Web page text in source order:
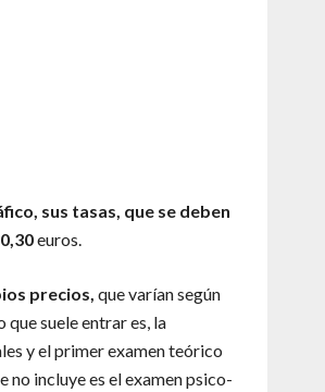
sus tasas, que se deben
euros.
precios, que varían según
que suele entrar es, la
y el primer examen teórico
no incluye es el examen psico-